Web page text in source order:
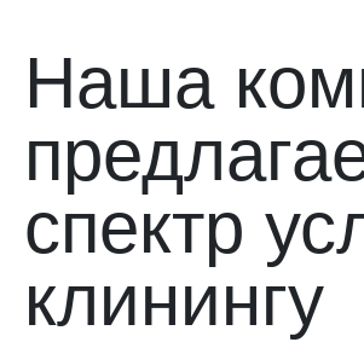
химчистка одеял
уборка квартир
Наша
спектр
клинингу